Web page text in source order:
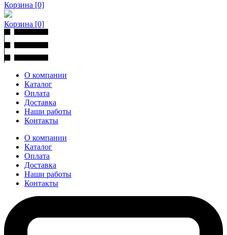
Корзина [0]
Корзина [0]
О компании
Каталог
Оплата
Доставка
Наши работы
Контакты
О компании
Каталог
Оплата
Доставка
Наши работы
Контакты